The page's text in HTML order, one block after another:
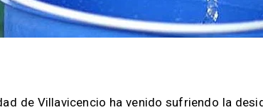
de Villavicencio ha venido sufriendo la